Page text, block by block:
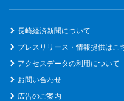
長崎経済新聞について
プレスリリース・情報提供はこ
アクセスデータの利用について
お問い合わせ
広告のご案内